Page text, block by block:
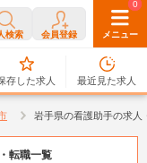
検索 会員登録 メニュー
0
存した求人
0
最近見た求人
岩手県の看護助手の求人
転職一覧